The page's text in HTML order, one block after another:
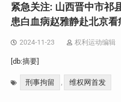
紧急关注: 山西晋中市祁
患白血病赵雅静赴北京
2024-11-23 权利运动编辑
[db:摘要]
刑事拘留 , 维权网首发